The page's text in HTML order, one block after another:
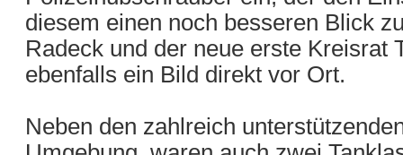
diesem einen noch besseren Blick
Radeck und der neue erste Kreisrat
ebenfalls ein Bild direkt vor Ort.
Neben den zahlreich